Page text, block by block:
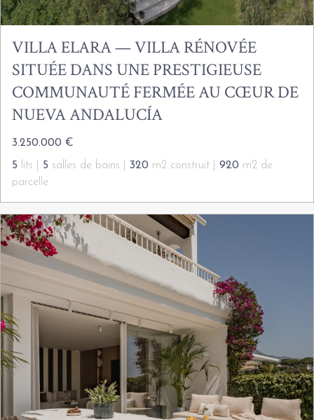
VILLA ELARA — VILLA RÉNOVÉE
SITUÉE DANS UNE PRESTIGIEUSE
COMMUNAUTÉ FERMÉE AU CŒUR DE
NUEVA ANDALUCÍA
3.250.000 €
5 lits | 5 salles de bains | 320 m2 construit | 920 m2 de
parcelle